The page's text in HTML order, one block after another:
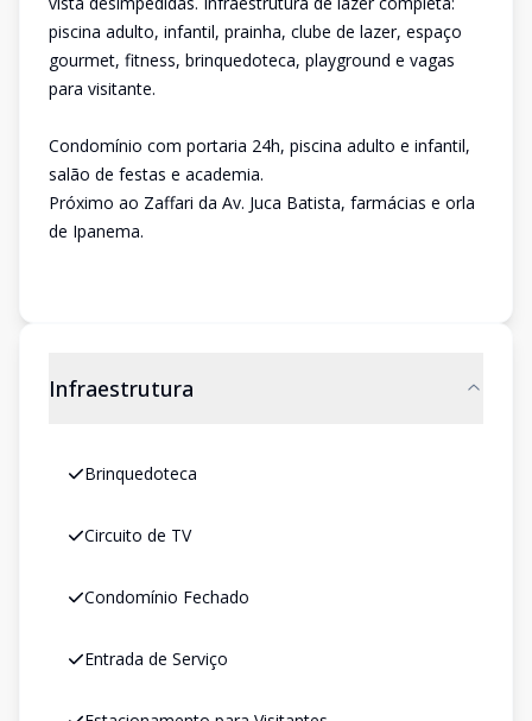
piscina adulto, infantil, prainha, clube de lazer, espaço
gourmet, fitness, brinquedoteca, playground e vagas
para visitante.
Condomínio com portaria 24h, piscina adulto e infantil,
salão de festas e academia.
Próximo ao Zaffari da Av. Juca Batista, farmácias e orla
de Ipanema.
Infraestrutura
Brinquedoteca
Circuito de TV
Condomínio Fechado
Entrada de Serviço